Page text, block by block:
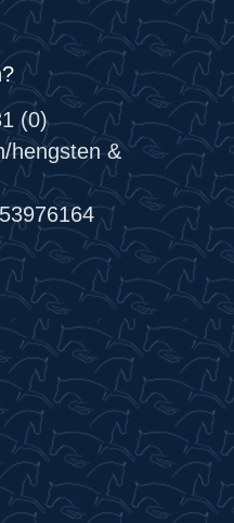
(0)
hengsten &